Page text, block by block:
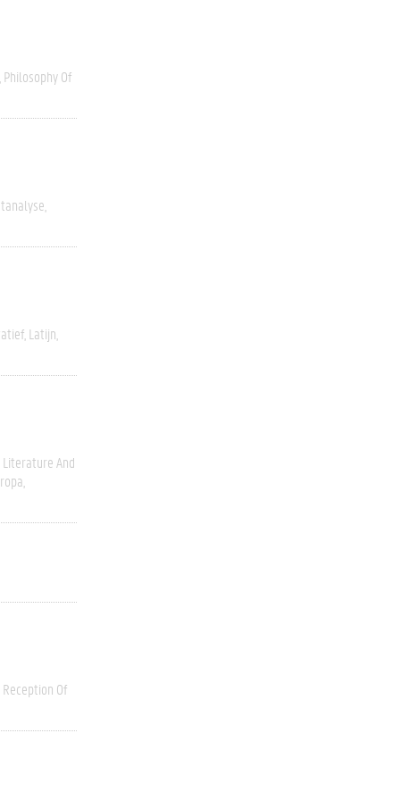
Philosophy Of
Latijn
Literature And
Reception Of